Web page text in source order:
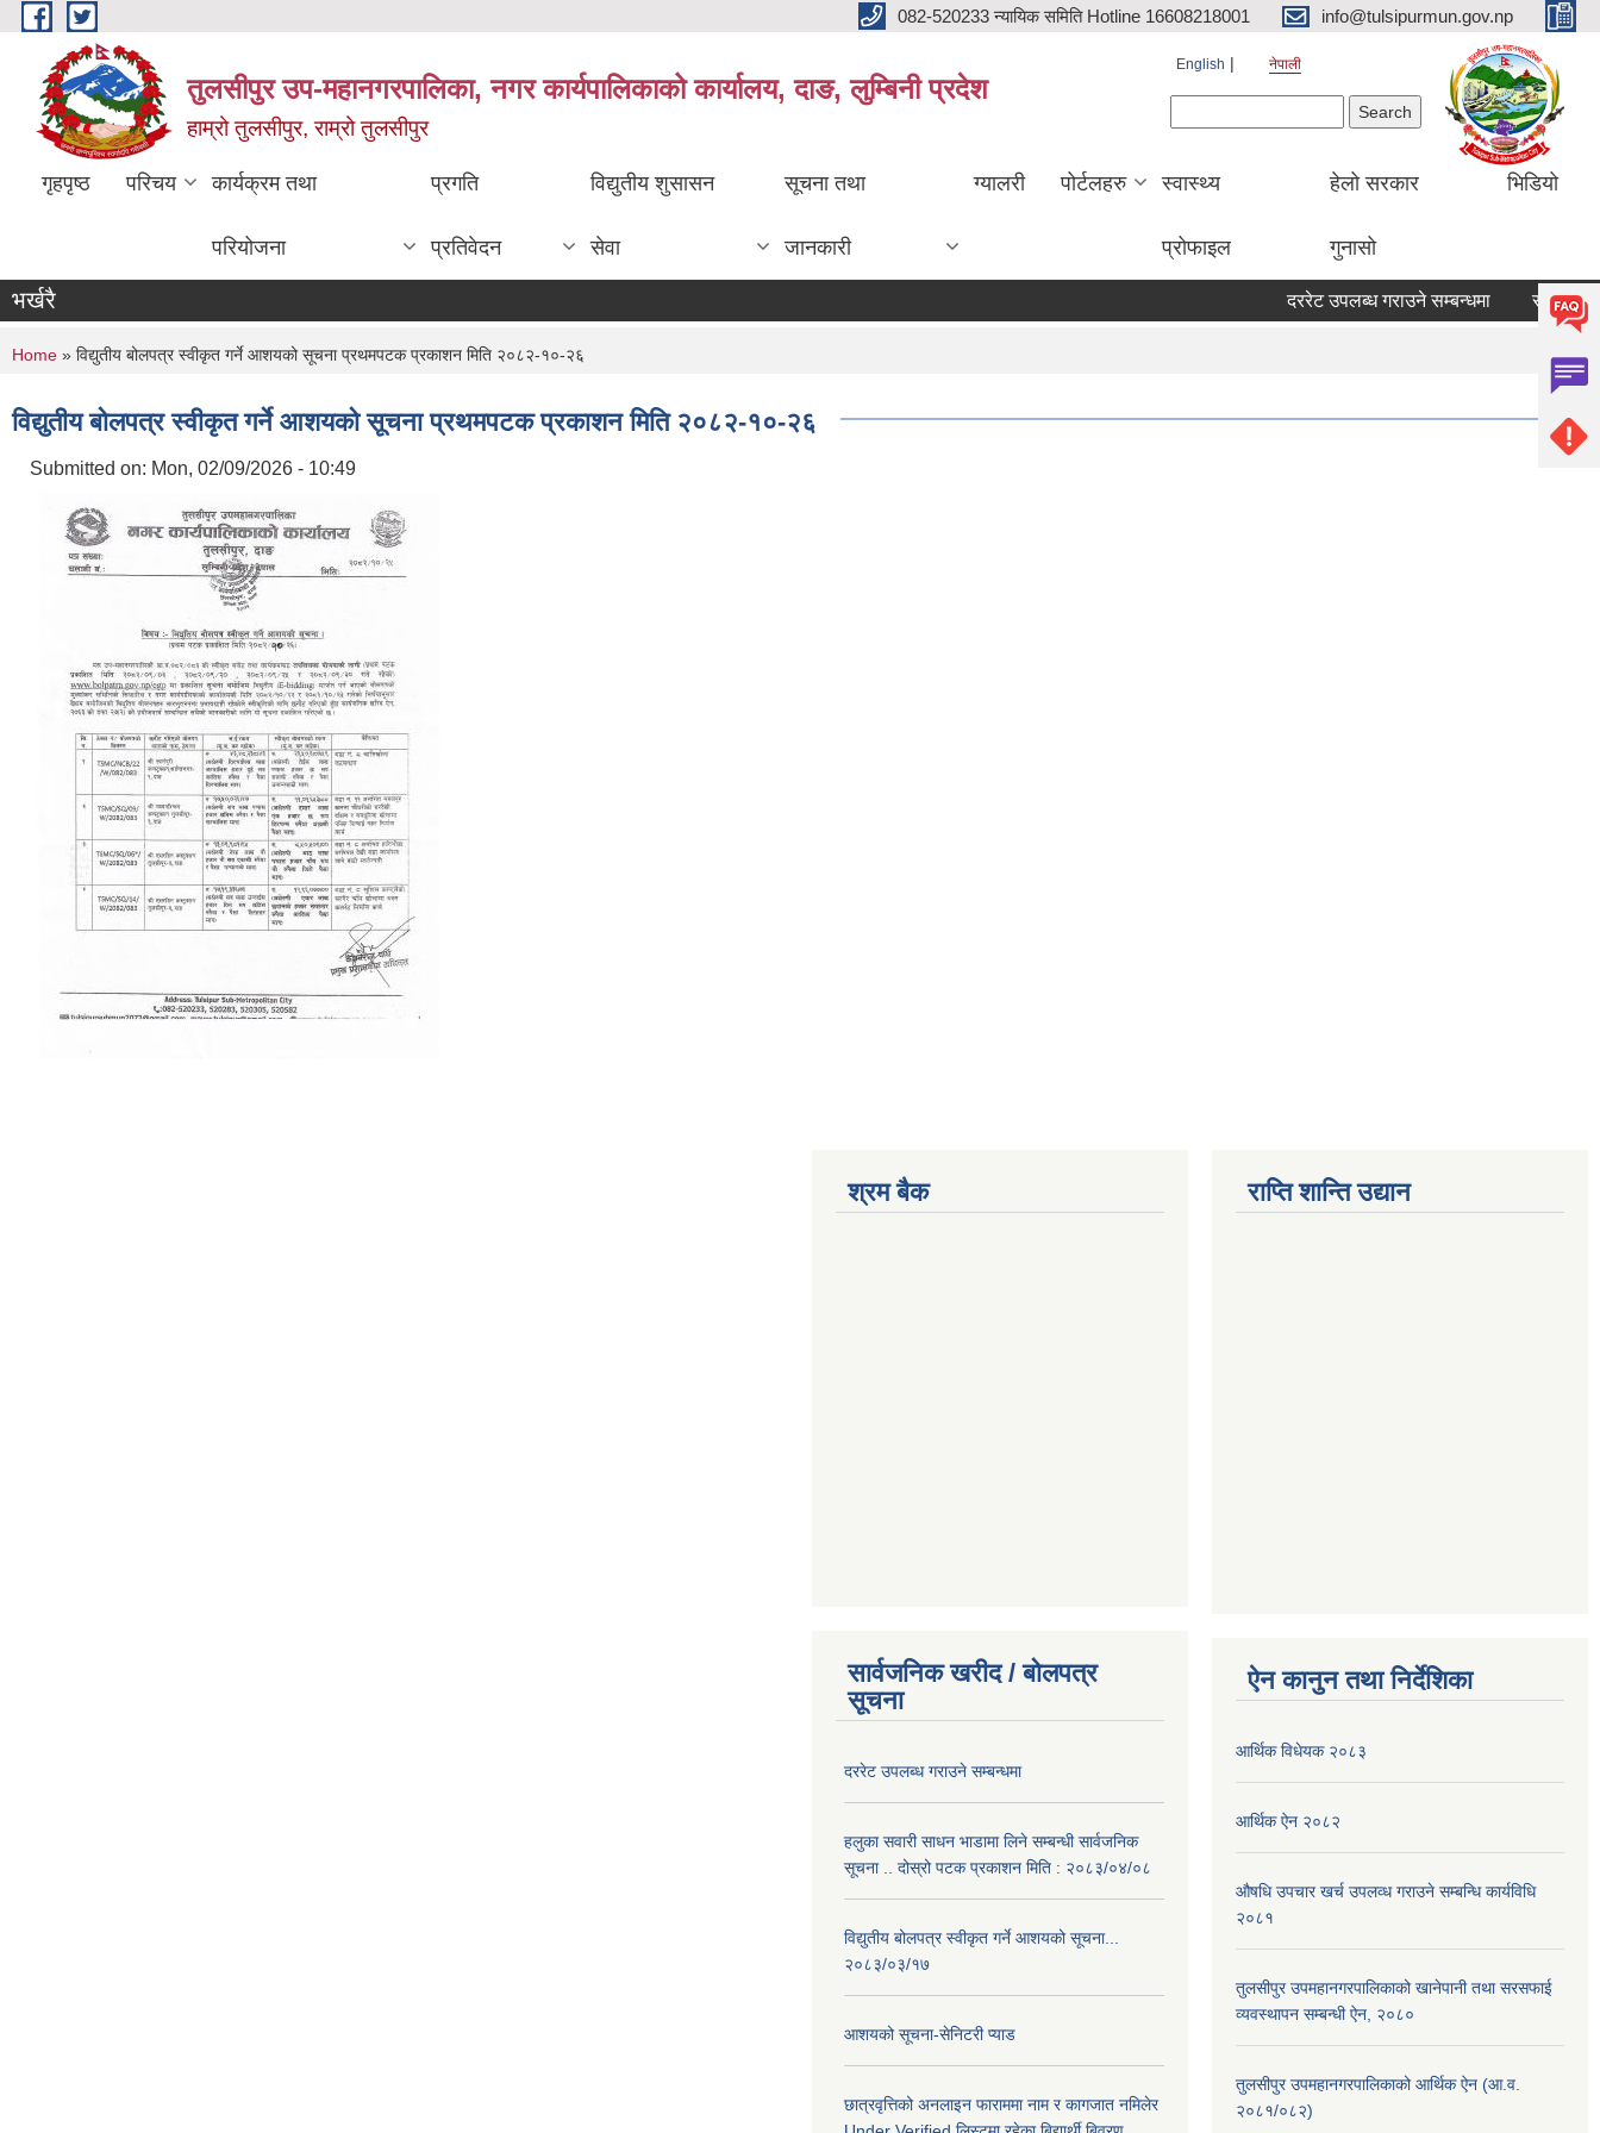
Skip to main content 082-520233 न्यायिक समिति Hotline 16608218001 info@tulsipurmun.gov.np
तुलसीपुर उप-महानगरपालिका, नगर कार्यपालिकाको कार्यालय, दाङ, लुम्बिनी प्रदेश
हाम्रो तुलसीपुर, राम्रो तुलसीपुर
English नेपाली
गृहपृष्ठ परिचय कार्यक्रम तथा
परियोजना
प्रगति
प्रतिवेदन
विद्युतीय शुसासन
सेवा
सूचना तथा
जानकारी
ग्यालरी पोर्टलहरु स्वास्थ्य
प्रोफाइल
हेलो सरकार
गुनासो
भिडियो
भर्खरै दररेट उपलब्ध गराउने सम्बन्धमा सरुवा
You are here
Home » विद्युतीय बोलपत्र स्वीकृत गर्ने आशयको सूचना प्रथमपटक प्रकाशन मिति २०८२-१०-२६
विद्युतीय बोलपत्र स्वीकृत गर्ने आशयको सूचना प्रथमपटक प्रकाशन मिति २०८२-१०-२६
Submitted on: Mon, 02/09/2026 - 10:49
श्रम बैक
सार्वजनिक खरीद / बोलपत्र
सूचना
दररेट उपलब्ध गराउने सम्बन्धमा
हलुका सवारी साधन भाडामा लिने सम्बन्धी सार्वजनिक
सूचना .. दोस्रो पटक प्रकाशन मिति : २०८३/०४/०८
विद्युतीय बोलपत्र स्वीकृत गर्ने आशयको सूचना...
२०८३/०३/१७
आशयको सूचना-सेनिटरी प्याड
छात्रवृत्तिको अनलाइन फाराममा नाम र कागजात नमिलेर
राप्ति शान्ति उद्यान
ऐन कानुन तथा निर्देशिका
आर्थिक विधेयक २०८३
आर्थिक ऐन २०८२
औषधि उपचार खर्च उपलव्ध गराउने सम्बन्धि कार्यविधि
२०८१
तुलसीपुर उपमहानगरपालिकाको खानेपानी तथा सरसफाई
व्यवस्थापन सम्बन्धी ऐन, २०८०
तुलसीपुर उपमहानगरपालिकाको आर्थिक ऐन (आ.व.
२०८१/०८२)